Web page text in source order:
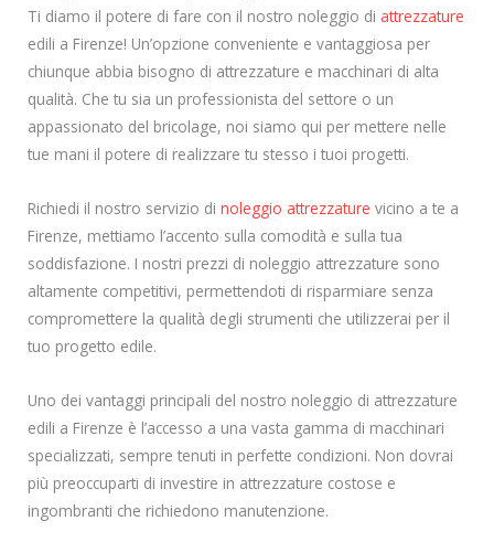
Ti diamo il potere di fare con il nostro noleggio di attrezzature
edili a Firenze! Un’opzione conveniente e vantaggiosa per
chiunque abbia bisogno di attrezzature e macchinari di alta
qualità. Che tu sia un professionista del settore o un
appassionato del bricolage, noi siamo qui per mettere nelle
tue mani il potere di realizzare tu stesso i tuoi progetti.
Richiedi il nostro servizio di noleggio attrezzature vicino a te a
Firenze, mettiamo l’accento sulla comodità e sulla tua
soddisfazione. I nostri prezzi di noleggio attrezzature sono
altamente competitivi, permettendoti di risparmiare senza
compromettere la qualità degli strumenti che utilizzerai per il
tuo progetto edile.
Uno dei vantaggi principali del nostro noleggio di attrezzature
edili a Firenze è l’accesso a una vasta gamma di macchinari
specializzati, sempre tenuti in perfette condizioni. Non dovrai
più preoccuparti di investire in attrezzature costose e
ingombranti che richiedono manutenzione.